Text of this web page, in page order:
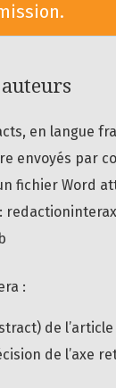
en langue
envoyés par
fichier Word
:
de l’article
de l’axe